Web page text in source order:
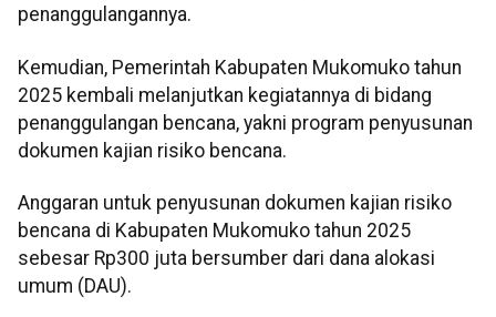
penanggulangannya.
Kemudian, Pemerintah Kabupaten Mukomuko tahun
2025 kembali melanjutkan kegiatannya di bidang
penanggulangan bencana, yakni program penyusunan
dokumen kajian risiko bencana.
Anggaran untuk penyusunan dokumen kajian risiko
bencana di Kabupaten Mukomuko tahun 2025
sebesar Rp300 juta bersumber dari dana alokasi
umum (DAU).